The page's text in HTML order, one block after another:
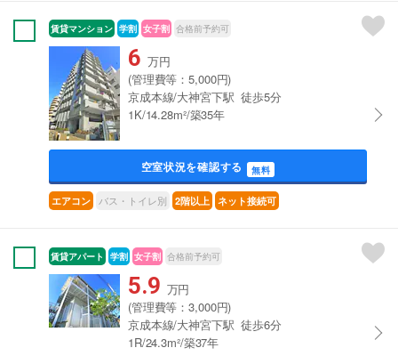
賃貸マンション 学割 女子割 合格前予約可
6 万円
(管理費等：5,000円)
京成本線/大神宮下駅 徒歩5分
1K/14.28m²/築35年
空室状況を確認する 無料
エアコン バス・トイレ別 2階以上 ネット接続可
賃貸アパート 学割 女子割 合格前予約可
5.9 万円
(管理費等：3,000円)
京成本線/大神宮下駅 徒歩6分
1R/24.3m²/築37年